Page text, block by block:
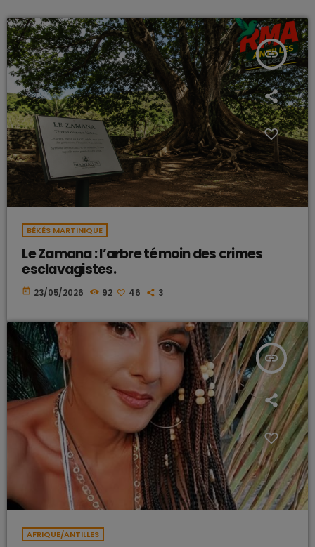
insert_link
BÉKÉS MARTINIQUE
Le Zamana : l’arbre témoin des crimes
esclavagistes.
today 23/05/2026 92 46 3
insert_link
AFRIQUE/ANTILLES